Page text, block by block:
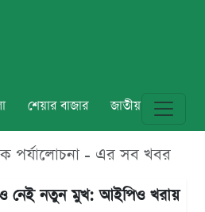
শেয়ার বাজার জাতীয় বিশ্ব
পর্যালোচনা - এর সব খবর
নেই নতুন মুখ: আইপিও খরায়